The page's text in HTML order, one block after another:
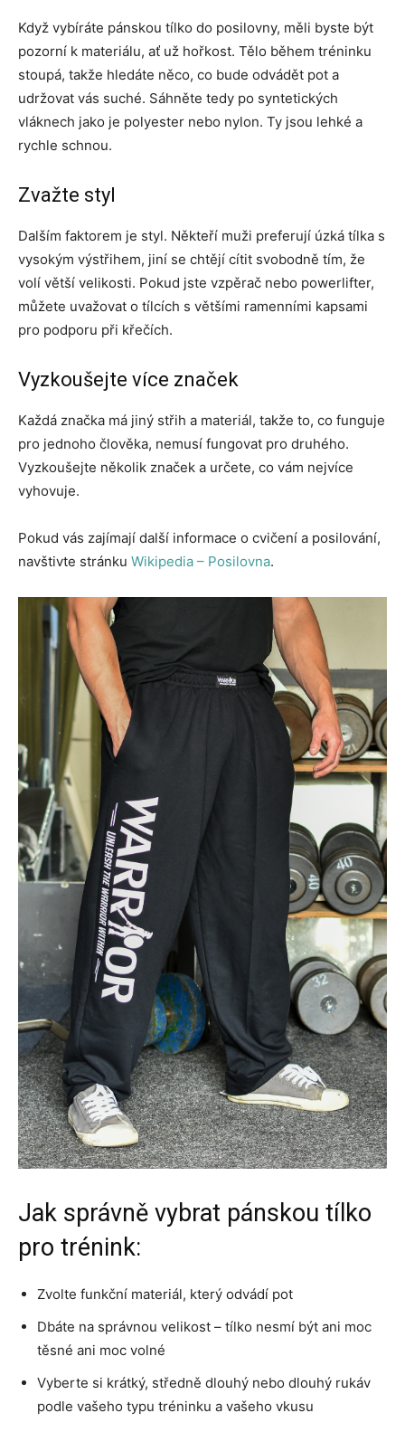
Když vybíráte pánskou tílko do posilovny, měli byste být
pozorní k materiálu, ať už hořkost. Tělo během tréninku
stoupá, takže hledáte něco, co bude odvádět pot a
udržovat vás suché. Sáhněte tedy po syntetických
vláknech jako je polyester nebo nylon. Ty jsou lehké a
rychle schnou.
Zvažte styl
Dalším faktorem je styl. Někteří muži preferují úzká tílka s
vysokým výstřihem, jiní se chtějí cítit svobodně tím, že
volí větší velikosti. Pokud jste vzpěrač nebo powerlifter,
můžete uvažovat o tílcích s většími ramenními kapsami
pro podporu při křečích.
Vyzkoušejte více značek
Každá značka má jiný střih a materiál, takže to, co funguje
pro jednoho člověka, nemusí fungovat pro druhého.
Vyzkoušejte několik značek a určete, co vám nejvíce
vyhovuje.
Pokud vás zajímají další informace o cvičení a posilování,
navštivte stránku Wikipedia – Posilovna.
Jak správně vybrat pánskou tílko
pro trénink:
Zvolte funkční materiál, který odvádí pot
Dbáte na správnou velikost – tílko nesmí být ani moc
těsné ani moc volné
Vyberte si krátký, středně dlouhý nebo dlouhý rukáv
podle vašeho typu tréninku a vašeho vkusu